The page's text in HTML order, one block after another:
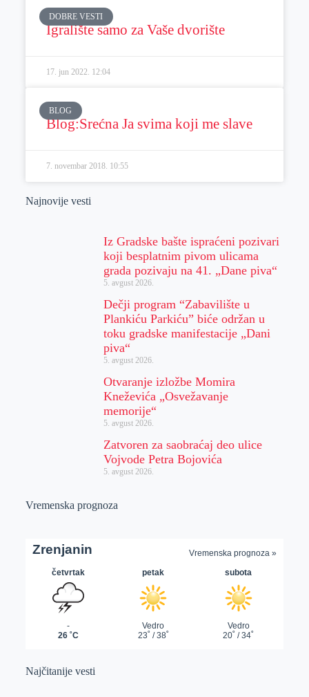
DOBRE VESTI
Igralište samo za Vaše dvorište
17. jun 2022. 12:04
BLOG
Blog:Srećna Ja svima koji me slave
7. novembar 2018. 10:55
Najnovije vesti
Iz Gradske bašte ispraćeni pozivari
koji besplatnim pivom ulicama
grada pozivaju na 41. „Dane piva“
5. avgust 2026.
Dečji program “Zabavilište u
Plankiću Parkiću” biće održan u
toku gradske manifestacije „Dani
piva“
5. avgust 2026.
Otvaranje izložbe Momira
Kneževića „Osvežavanje
memorije“
5. avgust 2026.
Zatvoren za saobraćaj deo ulice
Vojvode Petra Bojovića
5. avgust 2026.
Vremenska prognoza
Najčitanije vesti